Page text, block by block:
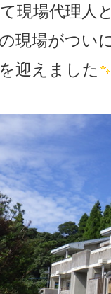
現場代理人
現場がつい
迎えました